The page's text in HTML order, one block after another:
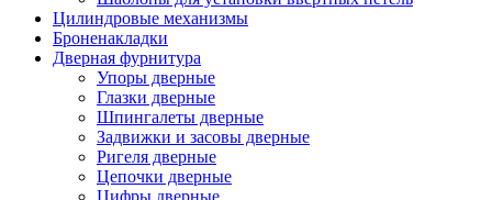
Цилиндровые механизмы
Броненакладки
Дверная фурнитура
Упоры дверные
Глазки дверные
Шпингалеты дверные
Задвижки и засовы дверные
Ригеля дверные
Цепочки дверные
Цифры дверные